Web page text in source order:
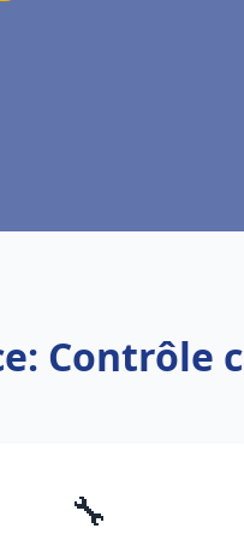
Contrôle
🔧